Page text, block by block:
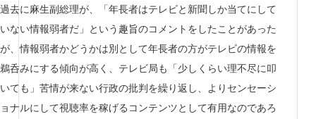
過去に麻生副総理が、「年長者はテレビと新聞しか当てにして
いない情報弱者だ」という趣旨のコメントをしたことがあった
が、情報弱者かどうかは別として年長者の方がテレビの情報を
鵜呑みにする傾向が高く、テレビ局も「少しくらい理不尽に叩
いても」苦情が来ない行政の批判を繰り返し、よりセンセーシ
ョナルにして視聴率を稼げるコンテンツとして有用なのであろ